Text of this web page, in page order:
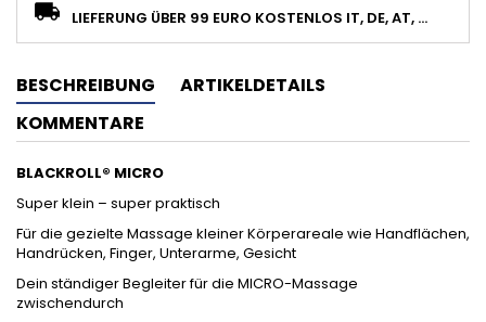
LIEFERUNG ÜBER 99 EURO KOSTENLOS IT, DE, AT, ...
BESCHREIBUNG
ARTIKELDETAILS
KOMMENTARE
BLACKROLL® MICRO
Super klein – super praktisch
Für die gezielte Massage kleiner Körperareale wie Handflächen,
Handrücken, Finger, Unterarme, Gesicht
Dein ständiger Begleiter für die MICRO-Massage
zwischendurch